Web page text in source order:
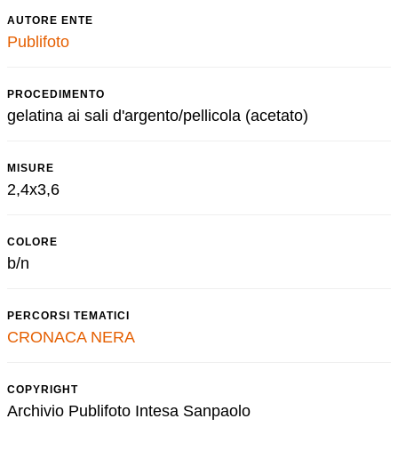
AUTORE ENTE
Publifoto
PROCEDIMENTO
gelatina ai sali d'argento/pellicola (acetato)
MISURE
2,4x3,6
COLORE
b/n
PERCORSI TEMATICI
CRONACA NERA
COPYRIGHT
Archivio Publifoto Intesa Sanpaolo